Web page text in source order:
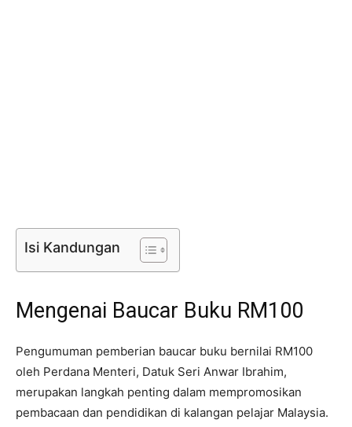
Isi Kandungan
Mengenai Baucar Buku RM100
Pengumuman pemberian baucar buku bernilai RM100
oleh Perdana Menteri, Datuk Seri Anwar Ibrahim,
merupakan langkah penting dalam mempromosikan
pembacaan dan pendidikan di kalangan pelajar Malaysia.